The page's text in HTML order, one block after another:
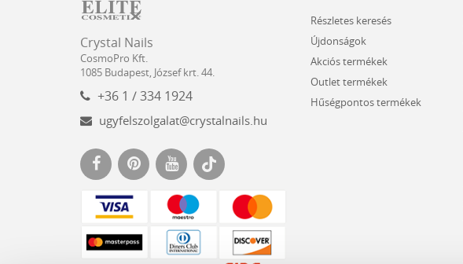
Nails
Kft.
Crystal Nails
CosmoPro Kft.
1085 Budapest, József krt. 44.
+36 1 / 334 1924
ugyfelszolgalat@crystalnails.hu
Részletes keresés
Újdonságok
Akciós termékek
Outlet termékek
Hűségpontos termékek